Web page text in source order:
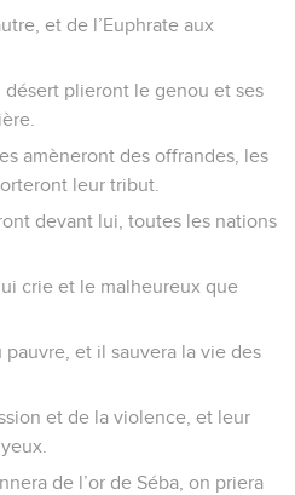
et de l’Euphrate aux
plieront le genou et ses
amèneront des offrandes, les
leur tribut.
devant lui, toutes les nations
crie et le malheureux que
et il sauvera la vie des
et de la violence, et leur
de l’or de Séba, on priera